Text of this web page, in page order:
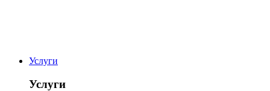
Услуги
Услуги